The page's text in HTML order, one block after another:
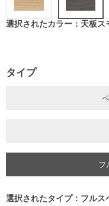
選択されたカラー：天板ス
タイプ
フ
選択されたタイプ：フルス